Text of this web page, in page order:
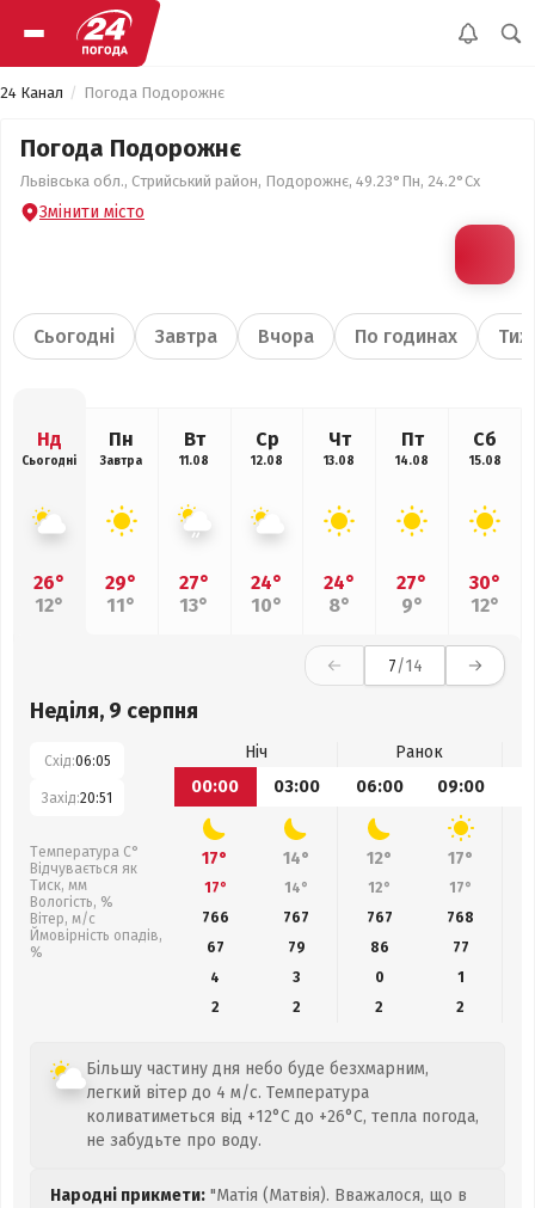
24 Канал Погода Подорожнє
Погода Подорожнє
Львівська обл., Стрийський район, Подорожнє, 49.23°Пн, 24.2°Сх
Змінити місто
Сьогодні Завтра Вчора По годинах
Нд
Сьогодні
26°
12°
Пн
Завтра
29°
11°
Вт
11.08
27°
13°
Ср
12.08
24°
10°
Чт
13.08
24°
8°
Пт
14.08
27°
9°
Сб
15.08
30°
12°
7/14
Неділя, 9 серпня
Схід:06:05
Захід:20:51
Температура С°
Відчувається як
Тиск, мм
Вологість, %
Вітер, м/с
Ймовірність опадів,
%
Ніч
Ранок
00:00
03:00 06:00 09:00
17° 14° 12° 17°
17° 14° 12° 17°
766
767 767 768
67
79 86 77
4
3 0
1
2
2 2 2
Більшу частину дня небо буде безхмарним,
легкий вітер до 4 м/с. Температура
коливатиметься від +12°C до +26°C, тепла погода,
не забудьте про воду.
Народні прикмети: "Матія (Матвія). Вважалося, що в